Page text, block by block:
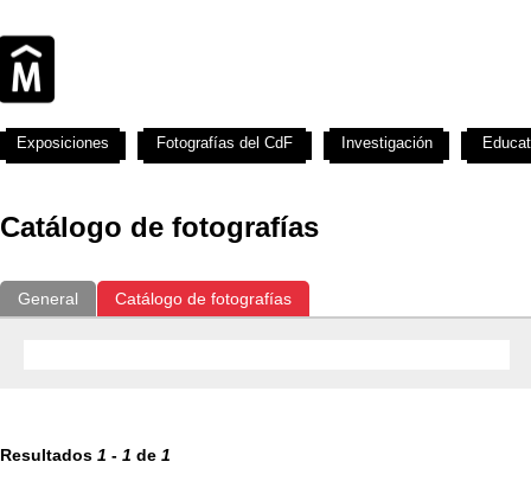
Catálogo de fotografías
General Catálogo de fotografías
Resultados 1 - 1 de 1
Exposiciones Fotografías del CdF Investigación